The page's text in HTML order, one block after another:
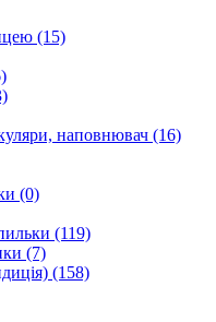
(15)
наповнювач (16)
(0)
(119)
(7)
(158)